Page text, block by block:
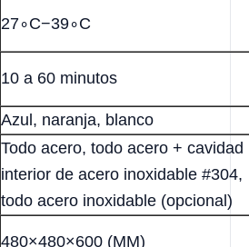
27∘C−39∘C
10 a 60 minutos
Azul, naranja, blanco
Todo acero, todo acero + cavidad
interior de acero inoxidable #304,
todo acero inoxidable (opcional)
480×480×600 (MM)